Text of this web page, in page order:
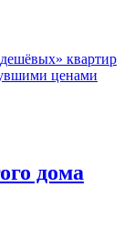
квартир
ценами
дома